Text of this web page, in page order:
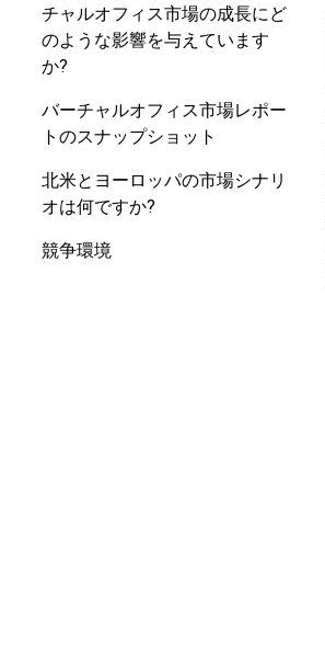
チャルオフィス市場の成長にど
のような影響を与えています
か?
バーチャルオフィス市場レポー
トのスナップショット
北米とヨーロッパの市場シナリ
オは何ですか?
競争環境